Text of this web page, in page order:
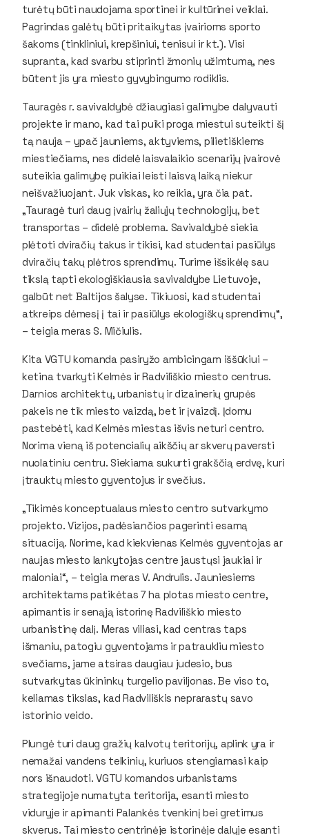
turėtų būti naudojama sportinei ir kultūrinei veiklai.
Pagrindas galėtų būti pritaikytas įvairioms sporto
šakoms (tinkliniui, krepšiniui, tenisui ir kt.). Visi
supranta, kad svarbu stiprinti žmonių užimtumą, nes
būtent jis yra miesto gyvybingumo rodiklis.
Tauragės r. savivaldybė džiaugiasi galimybe dalyvauti
projekte ir mano, kad tai puiki proga miestui suteikti šį
tą nauja – ypač jauniems, aktyviems, pilietiškiems
miestiečiams, nes didelė laisvalaikio scenarijų įvairovė
suteikia galimybę puikiai leisti laisvą laiką niekur
neišvažiuojant. Juk viskas, ko reikia, yra čia pat.
„Tauragė turi daug įvairių žaliųjų technologijų, bet
transportas – didelė problema. Savivaldybė siekia
plėtoti dviračių takus ir tikisi, kad studentai pasiūlys
dviračių takų plėtros sprendimų. Turime išsikėlę sau
tikslą tapti ekologiškiausia savivaldybe Lietuvoje,
galbūt net Baltijos šalyse. Tikiuosi, kad studentai
atkreips dėmesį į tai ir pasiūlys ekologiškų sprendimų“,
– teigia meras S. Mičiulis.
Kita VGTU komanda pasiryžo ambicingam iššūkiui –
ketina tvarkyti Kelmės ir Radviliškio miesto centrus.
Darnios architektų, urbanistų ir dizainerių grupės
pakeis ne tik miesto vaizdą, bet ir įvaizdį. Įdomu
pastebėti, kad Kelmės miestas išvis neturi centro.
Norima vieną iš potencialių aikščių ar skverų paversti
nuolatiniu centru. Siekiama sukurti grakščią erdvę, kuri
įtrauktų miesto gyventojus ir svečius.
„Tikimės konceptualaus miesto centro sutvarkymo
projekto. Vizijos, padėsiančios pagerinti esamą
situaciją. Norime, kad kiekvienas Kelmės gyventojas ar
naujas miesto lankytojas centre jaustųsi jaukiai ir
maloniai“, – teigia meras V. Andrulis. Jauniesiems
architektams patikėtas 7 ha plotas miesto centre,
apimantis ir senąją istorinę Radviliškio miesto
urbanistinę dalį. Meras viliasi, kad centras taps
išmaniu, patogiu gyventojams ir patraukliu miesto
svečiams, jame atsiras daugiau judesio, bus
sutvarkytas ūkininkų turgelio paviljonas. Be viso to,
keliamas tikslas, kad Radviliškis neprarastų savo
istorinio veido.
Plungė turi daug gražių kalvotų teritorijų, aplink yra ir
nemažai vandens telkinių, kuriuos stengiamasi kaip
nors išnaudoti. VGTU komandos urbanistams
strategijoje numatyta teritorija, esanti miesto
viduryje ir apimanti Palankės tvenkinį bei gretimus
skverus. Tai miesto centrinėje istorinėje dalyje esanti